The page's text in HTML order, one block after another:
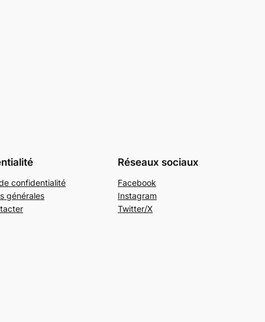
confidentialité
générales
Réseaux sociaux
Facebook
Instagram
Twitter/X